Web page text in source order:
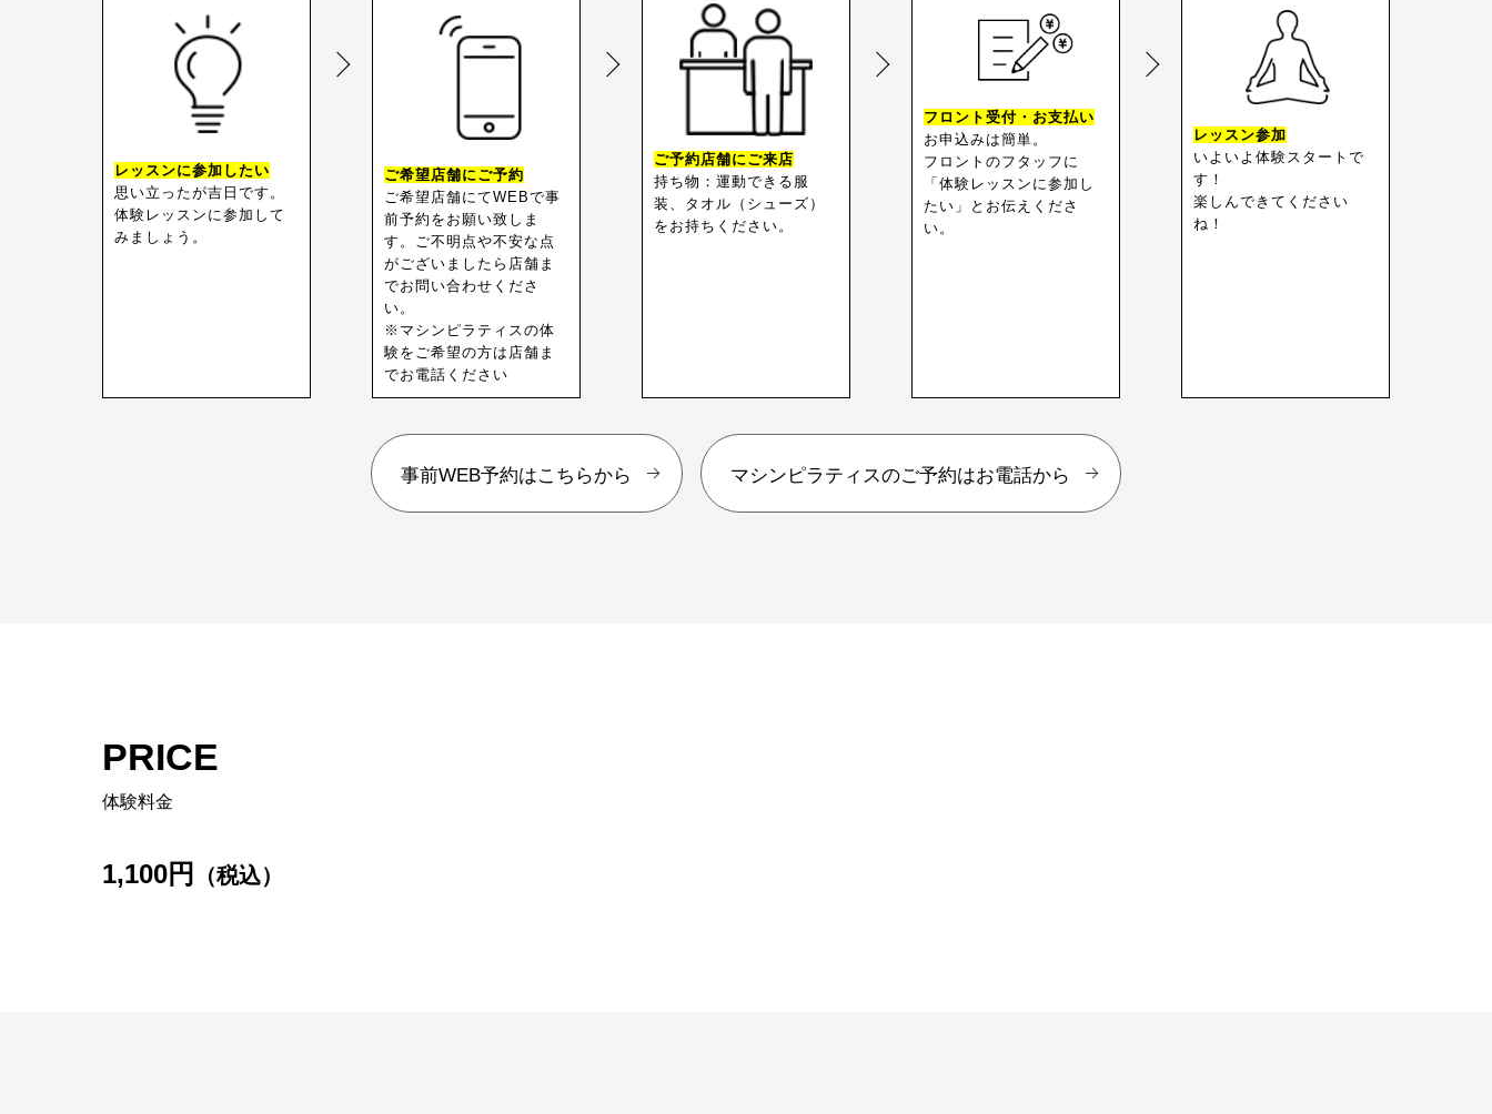
レッスンに参加したい
思い立ったが吉日です。
体験レッスンに参加して
みましょう。
ご希望店舗にご予約
ご希望店舗にてWEBで事
前予約をお願い致しま
す。ご不明点や不安な点
がございましたら店舗ま
でお問い合わせくださ
い。
※マシンピラティスの体
験をご希望の方は店舗ま
でお電話ください
ご予約店舗にご来店
持ち物：運動できる服
装、タオル（シューズ）
をお持ちください。
フロント受付・お支払い
お申込みは簡単。
フロントのフタッフに
「体験レッスンに参加し
たい」とお伝えくださ
い。
レッスン参加
いよいよ体験スタートで
す！
楽しんできてください
ね！
事前WEB予約はこちらから マシンピラティスのご予約はお電話から
PRICE
体験料金
1,100円 （税込）